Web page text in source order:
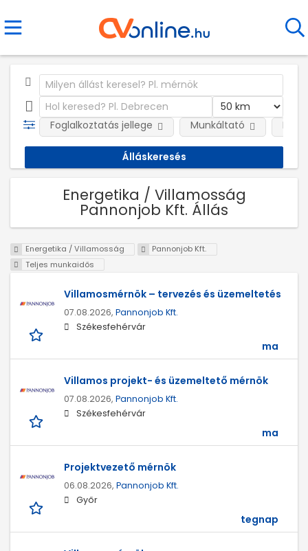
Foglalkoztatás jellege Munkáltató
Energetika / Villamosság
Pannonjob Kft. Állás
Energetika / Villamosság
Pannonjob Kft.
Teljes munkaidős
Villamosmérnök – tervezés és üzemeltetés
07.08.2026, Pannonjob Kft.
Székesfehérvár
ma
Villamos projekt- és üzemeltető mérnök
07.08.2026, Pannonjob Kft.
Székesfehérvár
ma
Projektvezető mérnök
06.08.2026, Pannonjob Kft.
Győr
tegnap